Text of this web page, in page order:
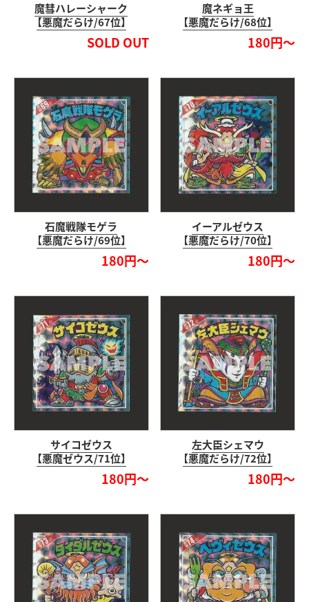
魔彗ハレーシャーク
【悪魔だらけ/67位】
SOLD OUT
魔ネギョ王
【悪魔だらけ/68位】
180円～
石魔戦隊モゲラ
【悪魔だらけ/69位】
180円～
イーアルゼウス
【悪魔だらけ/70位】
180円～
サイコゼウス
【悪魔ゼウス/71位】
180円～
左大臣シェマウ
【悪魔だらけ/72位】
180円～